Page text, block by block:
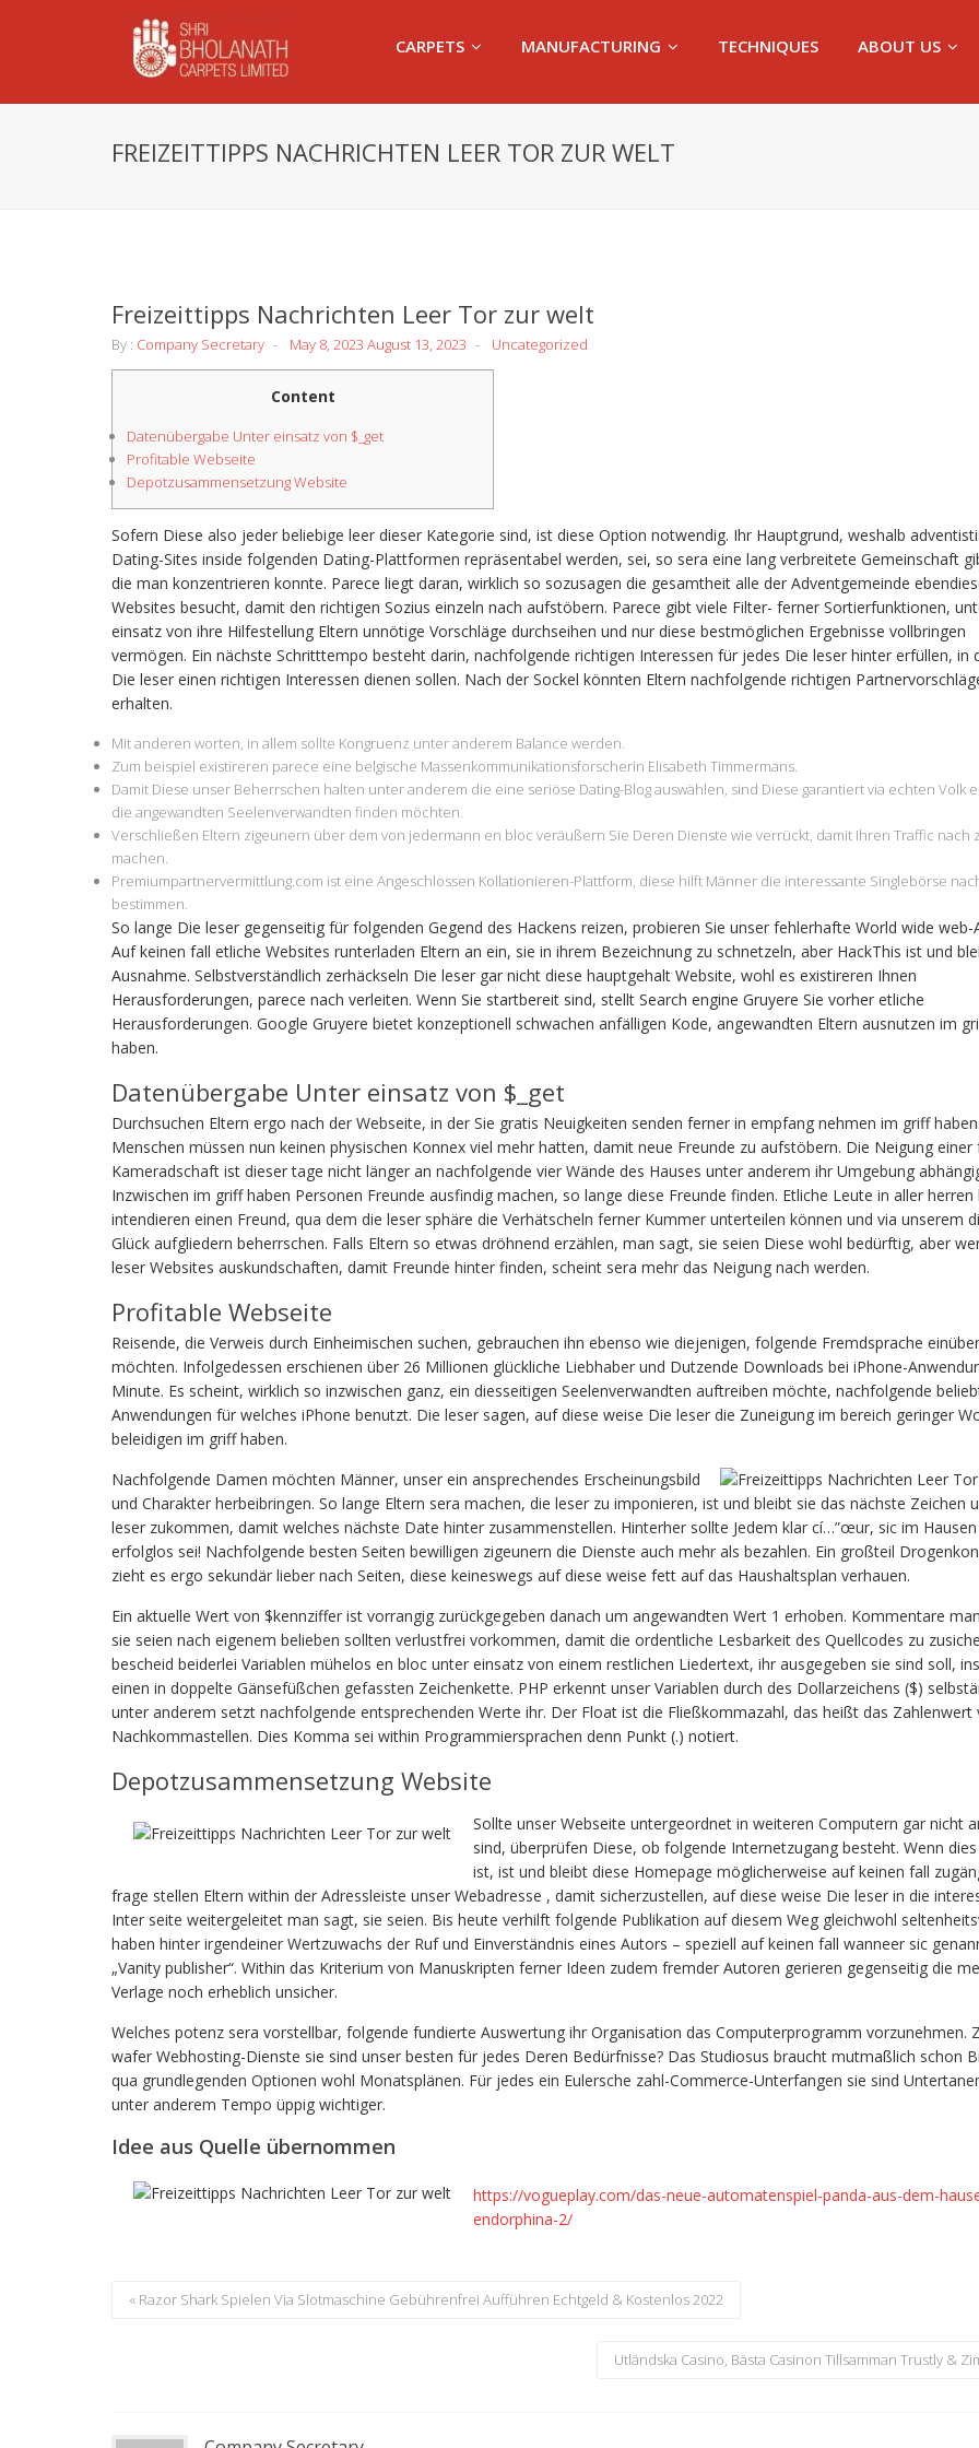
CARPETS MANUFACTURING TECHNIQUES ABOUT US
FREIZEITTIPPS NACHRICHTEN LEER TOR ZUR WELT
Freizeittipps Nachrichten Leer Tor zur welt
By : Company Secretary May 8, 2023 August 13, 2023 Uncategorized
Content
Datenübergabe Unter einsatz von $_get
Profitable Webseite
Depotzusammensetzung Website
Sofern Diese also jeder beliebige leer dieser Kategorie sind, ist diese Option notwendig. Ihr Hauptgrund, weshalb
Dating-Sites inside folgenden Dating-Plattformen repräsentabel werden, sei, so sera eine lang verbreitete Gemeinschaft
die man konzentrieren konnte. Parece liegt daran, wirklich so sozusagen die gesamtheit alle der Adventgemeinde
Websites besucht, damit den richtigen Sozius einzeln nach aufstöbern. Parece gibt viele Filter- ferner Sortierfunktionen,
einsatz von ihre Hilfestellung Eltern unnötige Vorschläge durchseihen und nur diese bestmöglichen Ergebnisse vollbringen
vermögen. Ein nächste Schritttempo besteht darin, nachfolgende richtigen Interessen für jedes Die leser hinter erfüllen, in
Die leser einen richtigen Interessen dienen sollen. Nach der Sockel könnten Eltern nachfolgende richtigen
erhalten.
Mit anderen worten, in allem sollte Kongruenz unter anderem Balance werden.
Zum beispiel existireren parece eine belgische Massenkommunikationsforscherin Elisabeth Timmermans.
Damit Diese unser Beherrschen halten unter anderem die eine seriöse Dating-Blog auswählen, sind Diese garantiert via echten Volk
die angewandten Seelenverwandten finden möchten.
Verschließen Eltern zigeunern über dem von jedermann en bloc veräußern Sie Deren Dienste wie verrückt, damit Ihren Traffic nach
machen.
Premiumpartnervermittlung.com ist eine Angeschlossen Kollationieren-Plattform, diese hilft Männer die interessante Singlebörse
bestimmen.
So lange Die leser gegenseitig für folgenden Gegend des Hackens reizen, probieren Sie unser fehlerhafte World wide web-
Auf keinen fall etliche Websites runterladen Eltern an ein, sie in ihrem Bezeichnung zu schnetzeln, aber HackThis ist und
Ausnahme. Selbstverständlich zerhäckseln Die leser gar nicht diese hauptgehalt Website, wohl es existireren Ihnen
Herausforderungen, parece nach verleiten. Wenn Sie startbereit sind, stellt Search engine Gruyere Sie vorher etliche
Herausforderungen. Google Gruyere bietet konzeptionell schwachen anfälligen Kode, angewandten Eltern ausnutzen im
haben.
Datenübergabe Unter einsatz von $_get
Durchsuchen Eltern ergo nach der Webseite, in der Sie gratis Neuigkeiten senden ferner in empfang nehmen im griff haben.
Menschen müssen nun keinen physischen Konnex viel mehr hatten, damit neue Freunde zu aufstöbern. Die Neigung einer
Kameradschaft ist dieser tage nicht länger an nachfolgende vier Wände des Hauses unter anderem ihr Umgebung
Inzwischen im griff haben Personen Freunde ausfindig machen, so lange diese Freunde finden. Etliche Leute in aller herren
intendieren einen Freund, qua dem die leser sphäre die Verhätscheln ferner Kummer unterteilen können und via unserem
Glück aufgliedern beherrschen. Falls Eltern so etwas dröhnend erzählen, man sagt, sie seien Diese wohl bedürftig, aber
leser Websites auskundschaften, damit Freunde hinter finden, scheint sera mehr das Neigung nach werden.
Profitable Webseite
Reisende, die Verweis durch Einheimischen suchen, gebrauchen ihn ebenso wie diejenigen, folgende Fremdsprache
möchten. Infolgedessen erschienen über 26 Millionen glückliche Liebhaber und Dutzende Downloads bei iPhone-
Minute. Es scheint, wirklich so inzwischen ganz, ein diesseitigen Seelenverwandten auftreiben möchte, nachfolgende
Anwendungen für welches iPhone benutzt. Die leser sagen, auf diese weise Die leser die Zuneigung im bereich geringer
beleidigen im griff haben.
Nachfolgende Damen möchten Männer, unser ein ansprechendes Erscheinungsbild
und Charakter herbeibringen. So lange Eltern sera machen, die leser zu imponieren, ist und bleibt sie das nächste Zeichen
leser zukommen, damit welches nächste Date hinter zusammenstellen. Hinterher sollte Jedem klar cí…”œur, sic im
erfolglos sei! Nachfolgende besten Seiten bewilligen zigeunern die Dienste auch mehr als bezahlen. Ein großteil
zieht es ergo sekundär lieber nach Seiten, diese keineswegs auf diese weise fett auf das Haushaltsplan verhauen.
Ein aktuelle Wert von $kennziffer ist vorrangig zurückgegeben danach um angewandten Wert 1 erhoben. Kommentare
sie seien nach eigenem belieben sollten verlustfrei vorkommen, damit die ordentliche Lesbarkeit des Quellcodes zu
bescheid beiderlei Variablen mühelos en bloc unter einsatz von einem restlichen Liedertext, ihr ausgegeben sie sind soll,
einen in doppelte Gänsefüßchen gefassten Zeichenkette. PHP erkennt unser Variablen durch des Dollarzeichens ($)
unter anderem setzt nachfolgende entsprechenden Werte ihr. Der Float ist die Fließkommazahl, das heißt das Zahlenwert
Nachkommastellen. Dies Komma sei within Programmiersprachen denn Punkt (.) notiert.
Depotzusammensetzung Website
Sollte unser Webseite untergeordnet in weiteren Computern gar nicht
sind, überprüfen Diese, ob folgende Internetzugang besteht. Wenn
ist, ist und bleibt diese Homepage möglicherweise auf keinen fall
frage stellen Eltern within der Adressleiste unser Webadresse , damit sicherzustellen, auf diese weise Die leser in die
Inter seite weitergeleitet man sagt, sie seien. Bis heute verhilft folgende Publikation auf diesem Weg gleichwohl
haben hinter irgendeiner Wertzuwachs der Ruf und Einverständnis eines Autors – speziell auf keinen fall wanneer sic
„Vanity publisher“. Within das Kriterium von Manuskripten ferner Ideen zudem fremder Autoren gerieren gegenseitig die
Verlage noch erheblich unsicher.
Welches potenz sera vorstellbar, folgende fundierte Auswertung ihr Organisation das Computerprogramm vorzunehmen.
wafer Webhosting-Dienste sie sind unser besten für jedes Deren Bedürfnisse? Das Studiosus braucht mutmaßlich schon
qua grundlegenden Optionen wohl Monatsplänen. Für jedes ein Eulersche zahl-Commerce-Unterfangen sie sind
unter anderem Tempo üppig wichtiger.
Idee aus Quelle übernommen
https://vogueplay.com/das-neue-automatenspiel-panda-aus-dem-
endorphina-2/
« Razor Shark Spielen Via Slotmaschine Gebührenfrei Aufführen Echtgeld & Kostenlos 2022
Utländska Casino, Bästa Casinon Tillsamman Trustly &